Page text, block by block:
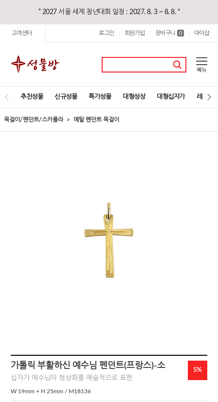
“ 2027 서울 세계 청년대회 일정 : 2027. 8. 3 ~ 8. 8. "
고객센터 로그인 회원가입 장바구니 0 마이샵
추천성물 신규성물 특가성물 대형성상 대형십자가 레지오
목걸이/펜던트/스카폴라 메탈 펜던트 목걸이
가톨릭 부활하신 예수님 펜던트(프랑스)-소
십자가 예수님의 형상화를 예술적으로 표현
W 19mm + H 25mm / M18136
5%